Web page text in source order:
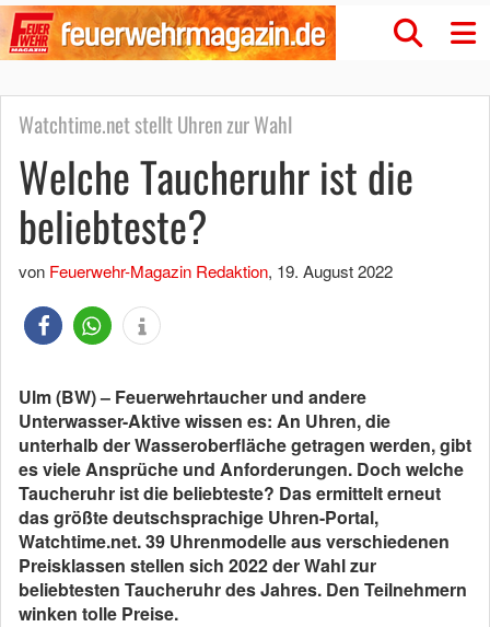
Watchtime.net stellt Uhren zur Wahl
Welche Taucheruhr ist die
beliebteste?
von Feuerwehr-Magazin Redaktion, 19. August 2022
Ulm (BW) – Feuerwehrtaucher und andere
Unterwasser-Aktive wissen es: An Uhren, die
unterhalb der Wasseroberfläche getragen werden, gibt
es viele Ansprüche und Anforderungen. Doch welche
Taucheruhr ist die beliebteste? Das ermittelt erneut
das größte deutschsprachige Uhren-Portal,
Watchtime.net. 39 Uhrenmodelle aus verschiedenen
Preisklassen stellen sich 2022 der Wahl zur
beliebtesten Taucheruhr des Jahres. Den Teilnehmern
winken tolle Preise.